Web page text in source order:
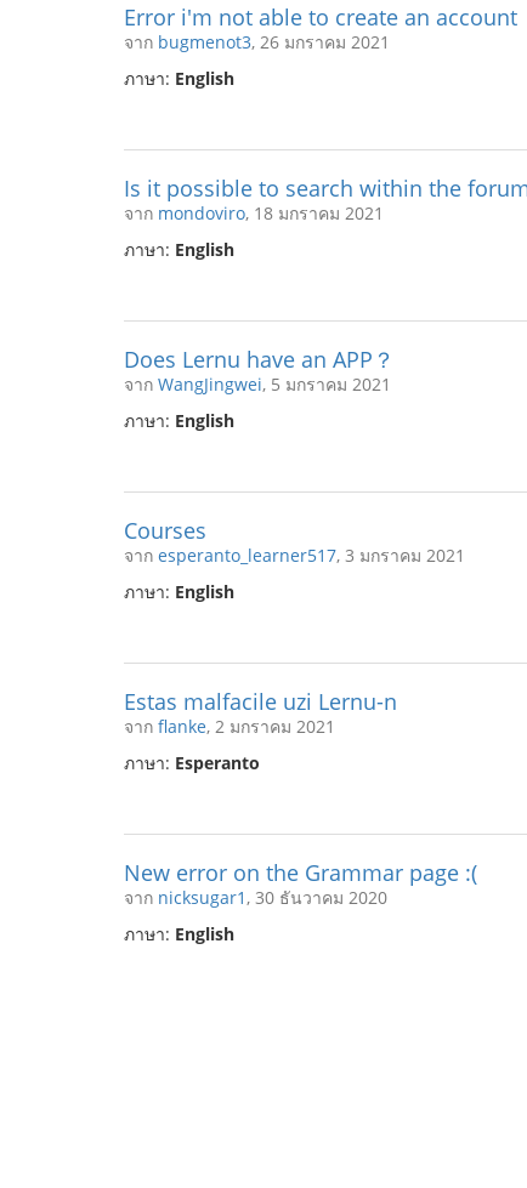
Error i'm not able to create an account
จาก bugmenot3, 26 มกราคม 2021
ภาษา: English
Is it possible to search within the
จาก mondoviro, 18 มกราคม 2021
ภาษา: English
Does Lernu have an APP？
จาก WangJingwei, 5 มกราคม 2021
ภาษา: English
Courses
จาก esperanto_learner517, 3 มกราคม 2021
ภาษา: English
Estas malfacile uzi Lernu-n
จาก flanke, 2 มกราคม 2021
ภาษา: Esperanto
New error on the Grammar page :(
จาก nicksugar1 , 30 ธันวาคม 2020
ภาษา: English